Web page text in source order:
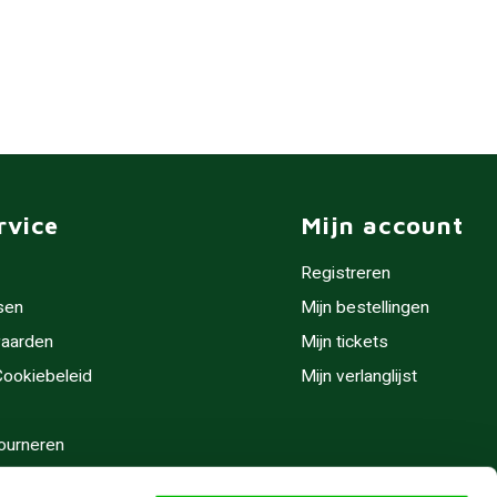
Mijn account
Registreren
Mijn bestellingen
Mijn tickets
Mijn verlanglijst